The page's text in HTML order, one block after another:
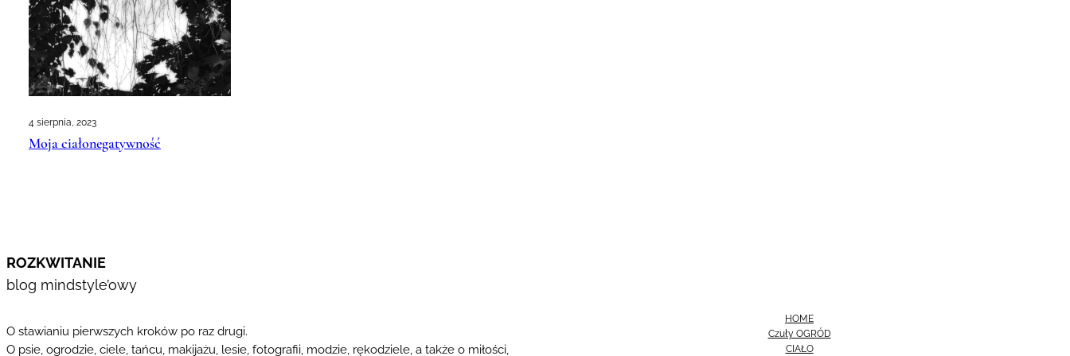
4 sierpnia, 2023
Moja ciałonegatywność
ROZKWITANIE
blog mindstyle’owy
O stawianiu pierwszych kroków po raz drugi.
O psie, ogrodzie, ciele, tańcu, makijażu, lesie, fotografii, modzie, rękodziele, a także o miłości,
HOME
Czuły OGRÓD
CIAŁO